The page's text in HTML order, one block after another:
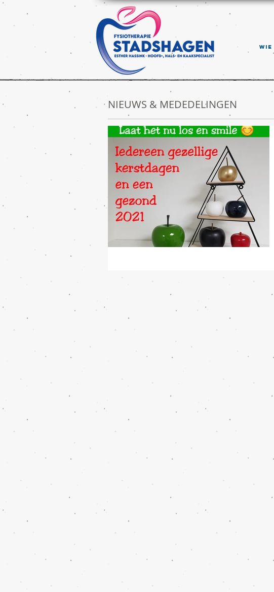
WIE
NIEUWS & MEDEDELINGEN